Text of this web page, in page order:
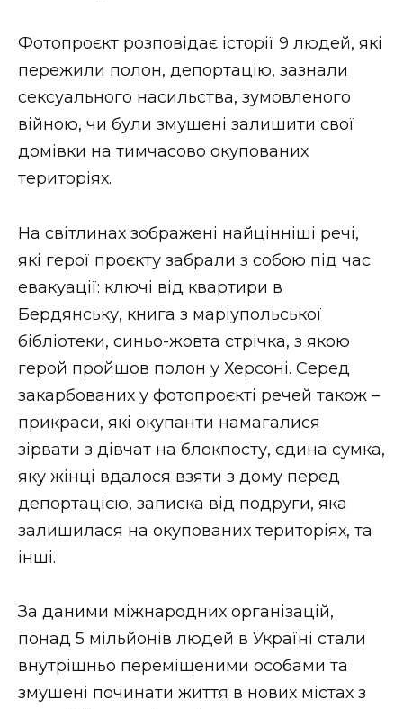
Стиль життя
Втрачений Ужгород
Втрачений Ужгород (відеоверсія)
НОВИНИ ЗАХІДНОЇ УКРАЇНИ
ФОТО
ВІДЕО
Фотопроєкт розповідає історії 9 людей, які
пережили полон, депортацію, зазнали
сексуального насильства, зумовленого
війною, чи були змушені залишити свої
домівки на тимчасово окупованих
територіях.
На світлинах зображені найцінніші речі,
які герої проєкту забрали з собою під час
евакуації: ключі від квартири в
Бердянську, книга з маріупольської
бібліотеки, синьо-жовта стрічка, з якою
герой пройшов полон у Херсоні. Серед
закарбованих у фотопроєкті речей також –
прикраси, які окупанти намагалися
зірвати з дівчат на блокпосту, єдина сумка,
яку жінці вдалося взяти з дому перед
депортацією, записка від подруги, яка
залишилася на окупованих територіях, та
інші.
За даними міжнародних організацій,
понад 5 мільйонів людей в Україні стали
внутрішньо переміщеними особами та
змушені починати життя в нових містах з